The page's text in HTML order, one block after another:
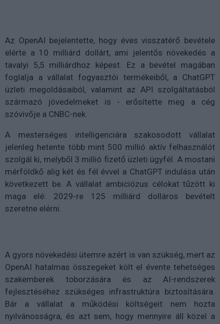
Az OpenAI bejelentette, hogy éves visszatérő bevétele
elérte a 10 milliárd dollárt, ami jelentős növekedés a
tavalyi 5,5 milliárdhoz képest. Ez a bevétel magában
foglalja a vállalat fogyasztói termékeiből, a ChatGPT
üzleti megoldásaiból, valamint az API szolgáltatásból
származó jövedelmeket is - erősítette meg a cég
szóvivője a CNBC-nek.
A mesterséges intelligenciára szakosodott vállalat
jelenleg hetente több mint 500 millió aktív felhasználót
szolgál ki, melyből 3 millió fizető üzleti ügyfél. A mostani
mérföldkő alig két és fél évvel a ChatGPT indulása után
következett be. A vállalat ambiciózus célokat tűzött ki
maga elé: 2029-re 125 milliárd dolláros bevételt
szeretne elérni.
A gyors növekedési ütemre azért is van szükség, mert az
OpenAI hatalmas összegeket költ el évente tehetséges
szakemberek toborzására és az AI-rendszerek
fejlesztéséhez szükséges infrastruktúra biztosítására.
Bár a vállalat a működési költségeit nem hozta
nyilvánosságra, és azt sem, hogy mennyire áll közel a